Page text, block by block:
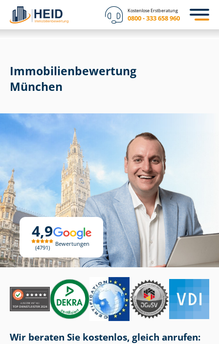
Kostenlose Erstberatung
0800 - 333 658 960
4,9
4791
Bewertungen
Immobilien­bewertung
München
Wir beraten Sie kostenlos, gleich anrufen: